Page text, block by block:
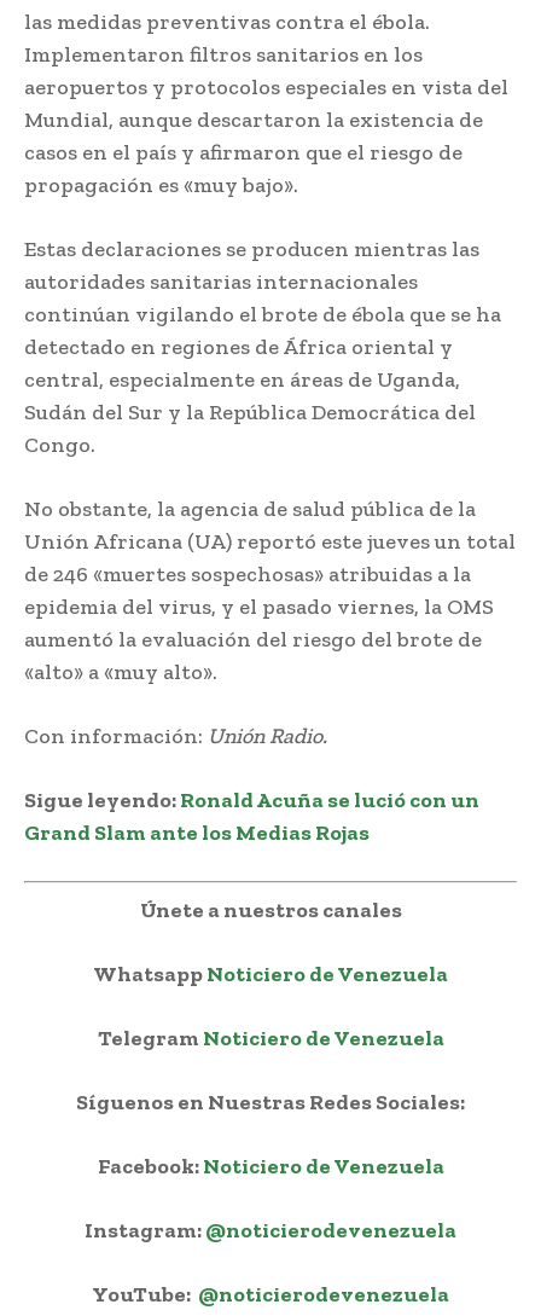
las medidas preventivas contra el ébola.
Implementaron filtros sanitarios en los
aeropuertos y protocolos especiales en vista del
Mundial, aunque descartaron la existencia de
casos en el país y afirmaron que el riesgo de
propagación es «muy bajo».
Estas declaraciones se producen mientras las
autoridades sanitarias internacionales
continúan vigilando el brote de ébola que se ha
detectado en regiones de África oriental y
central, especialmente en áreas de Uganda,
Sudán del Sur y la República Democrática del
Congo.
No obstante, la agencia de salud pública de la
Unión Africana (UA) reportó este jueves un total
de 246 «muertes sospechosas» atribuidas a la
epidemia del virus, y el pasado viernes, la OMS
aumentó la evaluación del riesgo del brote de
«alto» a «muy alto».
Con información: Unión Radio.
Sigue leyendo:Ronald Acuña se lució con un
Grand Slam ante los Medias Rojas
Únete a nuestros canales
WhatsappNoticiero de Venezuela
Telegram Noticiero de Venezuela
Síguenos en Nuestras Redes Sociales:
Facebook:Noticiero de Venezuela
Instagram:@noticierodevenezuela
YouTube: @noticierodevenezuela